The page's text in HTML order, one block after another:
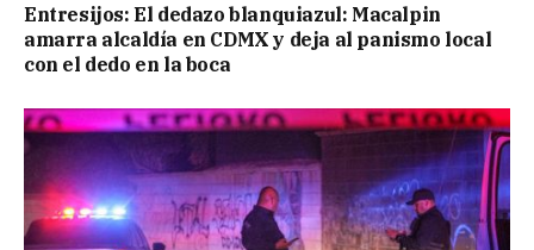
Entresijos: El dedazo blanquiazul: Macalpin
amarra alcaldía en CDMX y deja al panismo local
con el dedo en la boca